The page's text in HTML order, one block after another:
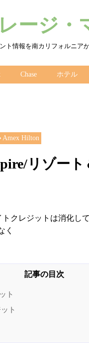
ージ・
ト情報を南カリフォルニア
Chase ホテル
Amex Hilton
リゾー
トクレジットは消化
く
ト
ト